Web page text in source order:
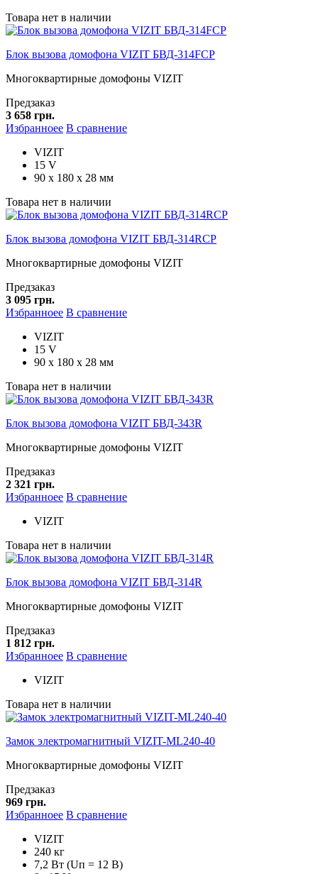
Товара нет в наличии
Блок вызова домофона VIZIT БВД-314FCP
Многоквартирные домофоны VIZIT
Предзаказ
3 658 грн.
Избранноее В сравнение
VIZIT
15 V
90 х 180 х 28 мм
Товара нет в наличии
Блок вызова домофона VIZIT БВД-314RCP
Многоквартирные домофоны VIZIT
Предзаказ
3 095 грн.
Избранноее В сравнение
VIZIT
15 V
90 х 180 х 28 мм
Товара нет в наличии
Блок вызова домофона VIZIT БВД-343R
Многоквартирные домофоны VIZIT
Предзаказ
2 321 грн.
Избранноее В сравнение
VIZIT
Товара нет в наличии
Блок вызова домофона VIZIT БВД-314R
Многоквартирные домофоны VIZIT
Предзаказ
1 812 грн.
Избранноее В сравнение
VIZIT
Товара нет в наличии
Замок электромагнитный VIZIT-ML240-40
Многоквартирные домофоны VIZIT
Предзаказ
969 грн.
Избранноее В сравнение
VIZIT
240 кг
7,2 Вт (Uп = 12 В)